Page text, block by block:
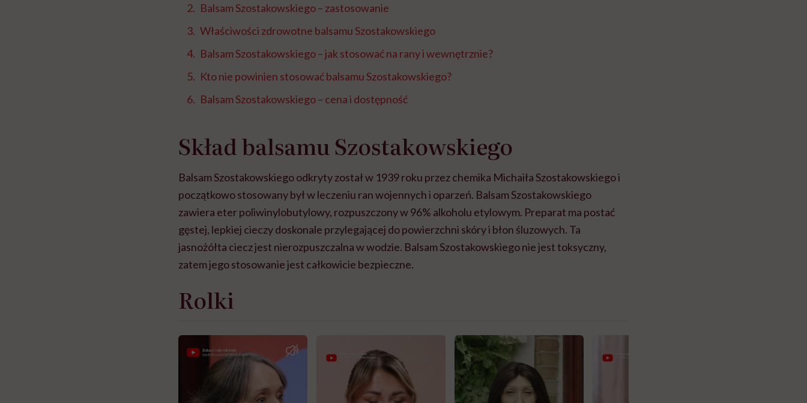
Balsam Szostakowskiego – zastosowanie
Właściwości zdrowotne balsamu Szostakowskiego
Balsam Szostakowskiego – jak stosować na rany i wewnętrznie?
Kto nie powinien stosować balsamu Szostakowskiego?
Balsam Szostakowskiego – cena i dostępność
Skład balsamu Szostakowskiego
Balsam Szostakowskiego odkryty został w 1939 roku przez chemika Michaiła Szostakowskiego i
początkowo stosowany był w leczeniu ran wojennych i oparzeń. Balsam Szostakowskiego
zawiera eter poliwinylobutylowy, rozpuszczony w 96% alkoholu etylowym. Preparat ma postać
gęstej, lepkiej cieczy doskonale przylegającej do powierzchni skóry i błon śluzowych. Ta
jasnożółta ciecz jest nierozpuszczalna w wodzie. Balsam Szostakowskiego nie jest toksyczny,
zatem jego stosowanie jest całkowicie bezpieczne.
Rolki